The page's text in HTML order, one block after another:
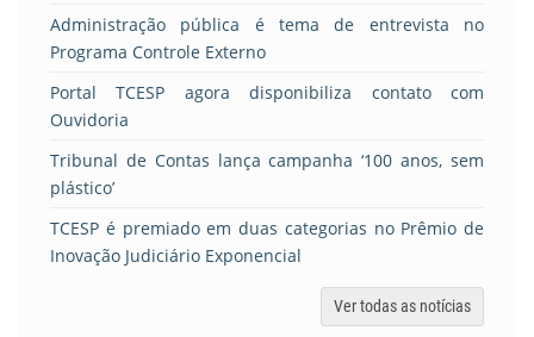
Administração pública é tema de entrevista no
Programa Controle Externo
Portal TCESP agora disponibiliza contato com
Ouvidoria
Tribunal de Contas lança campanha ‘100 anos, sem
plástico’
TCESP é premiado em duas categorias no Prêmio de
Inovação Judiciário Exponencial
Ver todas as notícias